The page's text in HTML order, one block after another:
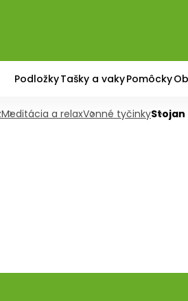
PodložkyTašky a vakyPomôcky
Meditácia a relaxVonné tyčinky